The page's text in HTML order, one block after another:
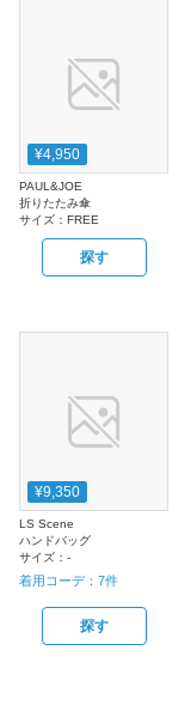
¥4,950
PAUL&JOE
折りたたみ傘
サイズ： FREE
探す
¥9,350
LS Scene
ハンドバッグ
サイズ： -
着用コーデ： 7件
探す